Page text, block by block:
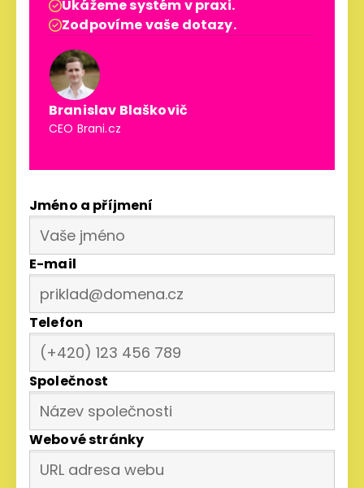
Ukážeme systém v praxi.
Zodpovíme vaše dotazy.
Branislav Blaškovič
CEO Brani.cz
Jméno a příjmení
E-mail
Telefon
Společnost
Webové stránky